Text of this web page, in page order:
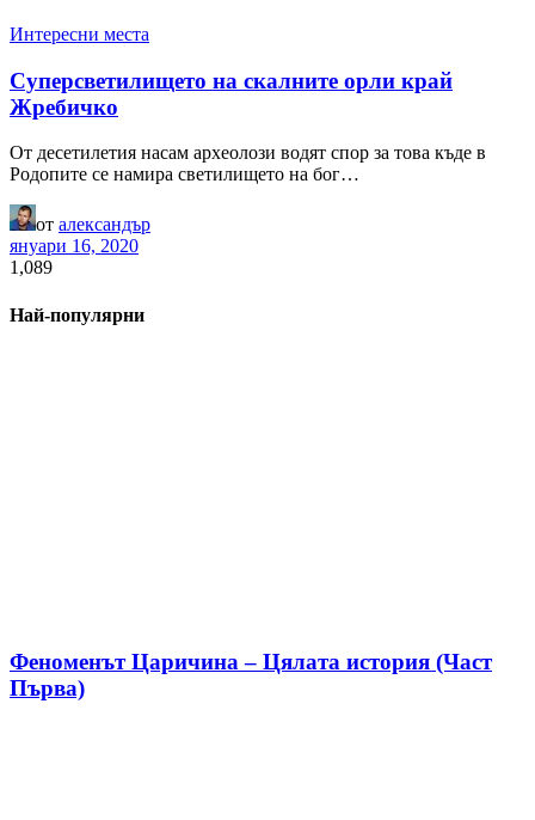
Интересни места
Суперсветилището на скалните орли край
Жребичко
От десетилетия насам археолози водят спор за това къде в
Родопите се намира светилището на бог…
от александър
януари 16, 2020
1,089
Най-популярни
Феноменът Царичина – Цялата история (Част
Първа)